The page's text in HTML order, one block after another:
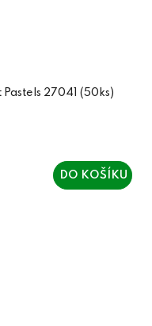
27041 (50ks)
DO KOŠÍKU